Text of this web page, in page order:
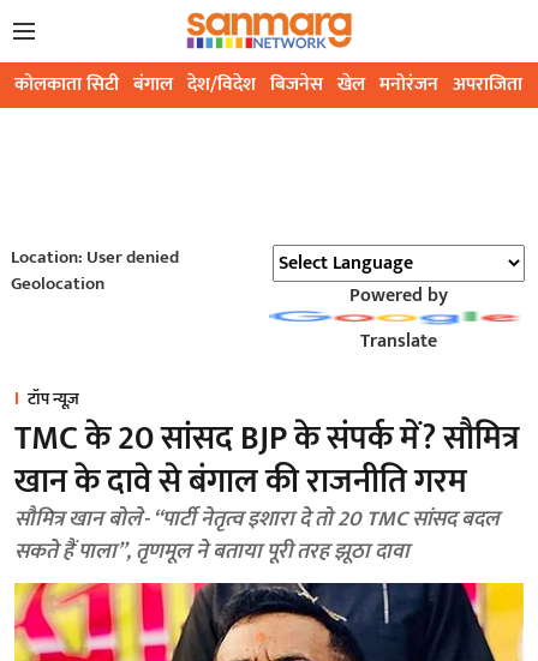
कोलकाता सिटी बंगाल देश/विदेश बिजनेस खेल मनोरंजन अपराजिता
Location: User denied
Geolocation
Powered by
Translate
टॉप न्यूज़
TMC के 20 सांसद BJP के संपर्क में? सौमित्र
खान के दावे से बंगाल की राजनीति गरम
सौमित्र खान बोले- “पार्टी नेतृत्व इशारा दे तो 20 TMC सांसद बदल
सकते हैं पाला”, तृणमूल ने बताया पूरी तरह झूठा दावा